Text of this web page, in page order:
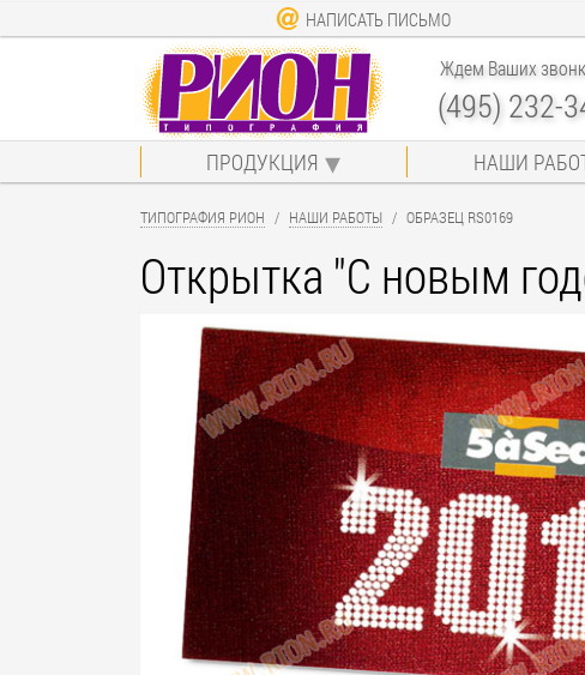
НАПИСАТЬ ПИСЬМО
Ждем Ваших
(495) 232-
ПРОДУКЦИЯ НАШИ
ТИПОГРАФИЯ РИОН НАШИ РАБОТЫ ОБРАЗЕЦ RS0169
Открытка "С новым